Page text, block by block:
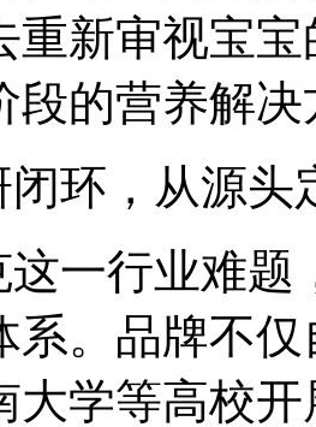
重新审视宝
段的营养解决
环，从源头
这一行业难
系。品牌不
大学等高校